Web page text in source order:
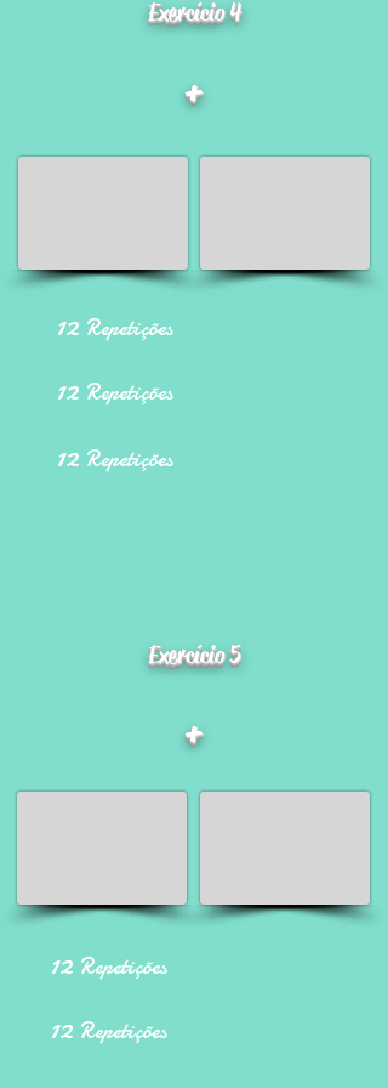
Exercício 4
+
12 Repetições
12 Repetições
12 Repetições
Exercício 5
+
12 Repetições
12 Repetições